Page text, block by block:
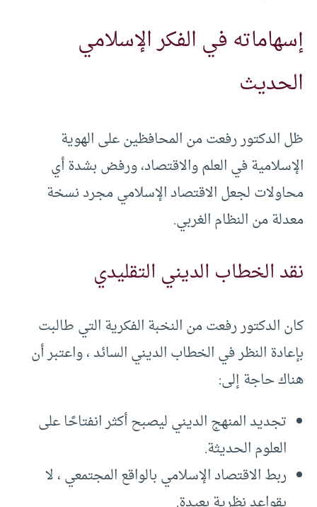
إسهاماته في الفكر الإسلامي
الحديث
ظل الدكتور رفعت من المحافظين على الهوية
الإسلامية في العلم والاقتصاد، ورفض بشدة أي
محاولات لجعل الاقتصاد الإسلامي مجرد نسخة
معدلة من النظام الغربي.
نقد الخطاب الديني التقليدي
كان الدكتور رفعت من النخبة الفكرية التي طالبت
بإعادة النظر في الخطاب الديني السائد ، واعتبر أن
هناك حاجة إلى:
تجديد المنهج الديني ليصبح أكثر انفتاحًا على
العلوم الحديثة.
ربط الاقتصاد الإسلامي بالواقع المجتمعي ، لا